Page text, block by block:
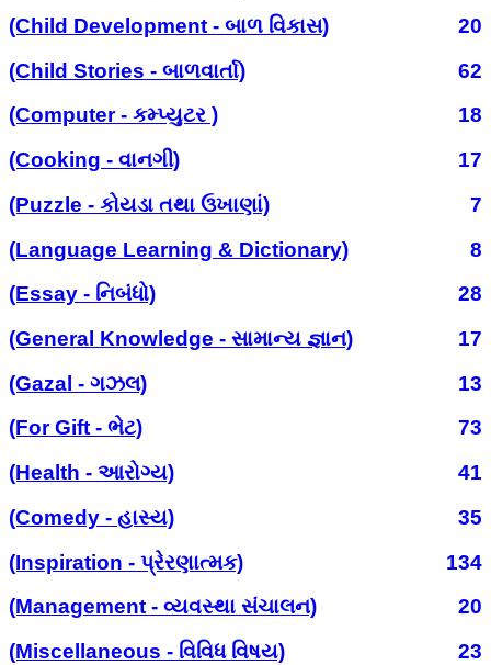
(Child Development - બાળ વિકાસ)
20
(Child Stories - બાળવાર્તા)
62
(Computer - કમ્પ્યુટર )
18
(Cooking - વાનગી)
17
(Puzzle - કોયડા તથા ઉખાણાં)
7
(Language Learning & Dictionary)
8
(Essay - નિબંધો)
28
(General Knowledge - સામાન્ય જ્ઞાન)
17
(Gazal - ગઝલ)
13
(For Gift - ભેટ)
73
(Health - આરોગ્ય)
41
(Comedy - હાસ્ય)
35
(Inspiration - પ્રેરણાત્મક)
134
(Management - વ્યવસ્થા સંચાલન)
20
(Miscellaneous - વિવિધ વિષય)
23